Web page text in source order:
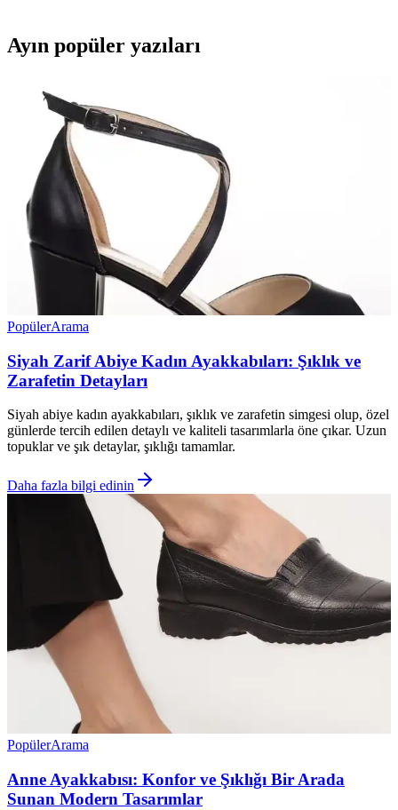
Ayın popüler yazıları
PopülerArama
Siyah Zarif Abiye Kadın Ayakkabıları: Şıklık ve
Zarafetin Detayları
Siyah abiye kadın ayakkabıları, şıklık ve zarafetin simgesi olup, özel
günlerde tercih edilen detaylı ve kaliteli tasarımlarla öne çıkar. Uzun
topuklar ve şık detaylar, şıklığı tamamlar.
Daha fazla bilgi edinin
PopülerArama
Anne Ayakkabısı: Konfor ve Şıklığı Bir Arada
Sunan Modern Tasarımlar